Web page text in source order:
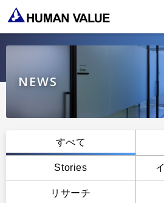
WHO WE ARE
会社概要
HVからのメッセージ
ミッション・バリュー
プライバシーポリシー
WHAT WE DO
組織変革
リーダーシップ
PMI
STORIES
イベント・セミナー
CONTACT
NEWS
すべて
Stories
リサーチ